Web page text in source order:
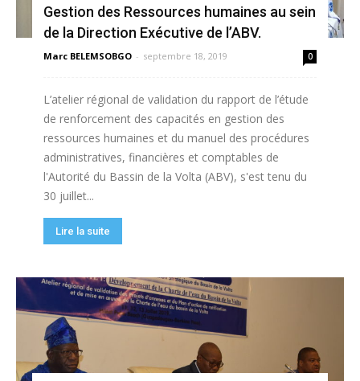
Gestion des Ressources humaines au sein
de la Direction Exécutive de l’ABV.
Marc BELEMSOBGO - septembre 18, 2019 0
L’atelier régional de validation du rapport de l’étude
de renforcement des capacités en gestion des
ressources humaines et du manuel des procédures
administratives, financières et comptables de
l'Autorité du Bassin de la Volta (ABV), s'est tenu du
30 juillet...
Lire la suite